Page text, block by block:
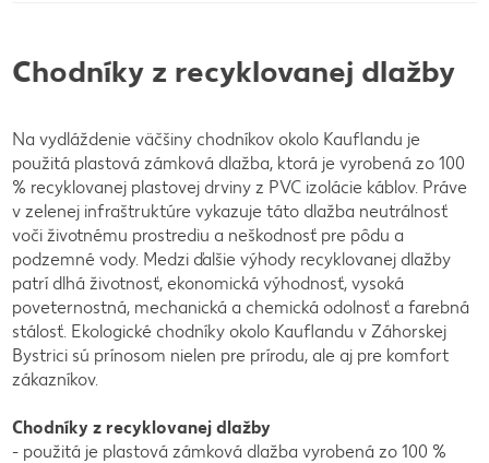
Chodníky z recyklovanej dlažby
Na vydláždenie väčšiny chodníkov okolo Kauflandu je
použitá plastová zámková dlažba, ktorá je vyrobená zo 100
% recyklovanej plastovej drviny z PVC izolácie káblov. Práve
v zelenej infraštruktúre vykazuje táto dlažba neutrálnosť
voči životnému prostrediu a neškodnosť pre pôdu a
podzemné vody. Medzi ďalšie výhody recyklovanej dlažby
patrí dlhá životnosť, ekonomická výhodnosť, vysoká
poveternostná, mechanická a chemická odolnosť a farebná
stálosť. Ekologické chodníky okolo Kauflandu v Záhorskej
Bystrici sú prínosom nielen pre prírodu, ale aj pre komfort
zákazníkov.
Chodníky z recyklovanej dlažby
- použitá je plastová zámková dlažba vyrobená zo 100 %